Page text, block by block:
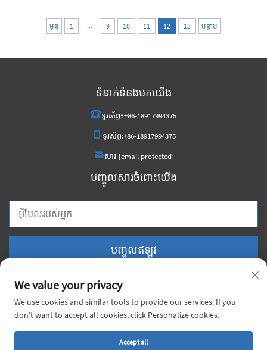
មុន 1 ... 9 10 11 12 13 បន្ទាប់
ទំនាក់ទំនងមកយើង
ទូរស័ព្ទ៖+86-18917994375
ទូរស័ព្ទ:+86-18917994375
សារៈ[email protected]
បញ្ចូលសារចំពោះយើង
បញ្ចូលឥឡូវ
We value your privacy
We use cookies and similar tools to provide our services. If you
don't want to accept all cookies, click Personalize cookies.
Accept all